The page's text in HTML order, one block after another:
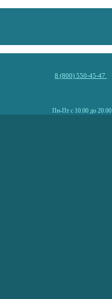
8 (800) 550-45-47
Пн-Пт с 10.00 до 20.00